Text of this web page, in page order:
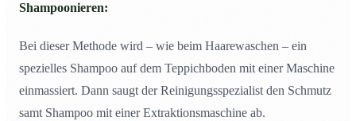
Shampoonieren:
Bei dieser Methode wird – wie beim Haarewaschen – ein
spezielles Shampoo auf dem Teppichboden mit einer Maschine
einmassiert. Dann saugt der Reinigungsspezialist den Schmutz
samt Shampoo mit einer Extraktionsmaschine ab.